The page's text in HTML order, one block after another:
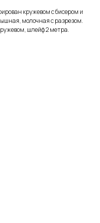
кружевом с бисером и
молочная с разрезом.
шлейф 2 метра.